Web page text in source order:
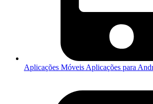
Aplicações Móveis Aplicações para